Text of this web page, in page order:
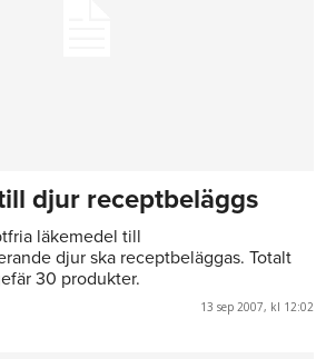
djur receptbeläggs
läkemedel till
djur ska receptbeläggas. Totalt
30 produkter.
13 sep 2007, kl 12:02